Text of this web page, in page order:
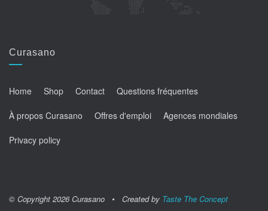
Curasano
Home Shop Contact Questions fréquentes
À propos Curasano Offres d'emploi Agences mondiales
Privacy policy
© Copyright 2026 Curasano • Created by Taste The Concept